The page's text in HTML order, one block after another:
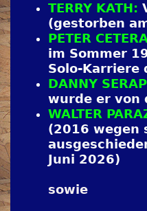
TERRY KATH:
(gestorben
PETER
im Sommer
Solo-Karriere
DANNY
wurde er von
WALTER
(2016 wegen
Juni 2026)
sowie